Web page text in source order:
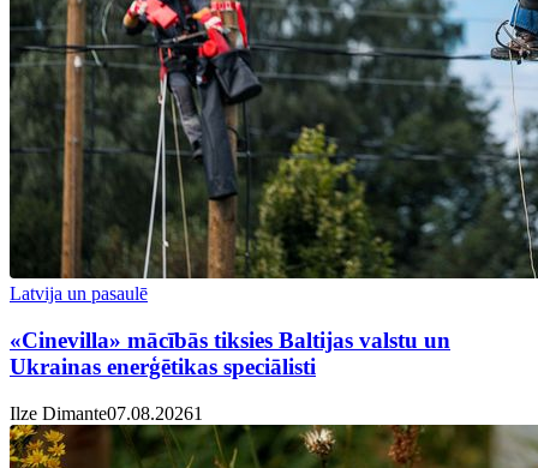
Latvija un pasaulē
«Cinevilla» mācībās tiksies Baltijas valstu un
Ukrainas enerģētikas speciālisti
Ilze Dimante07.08.20261